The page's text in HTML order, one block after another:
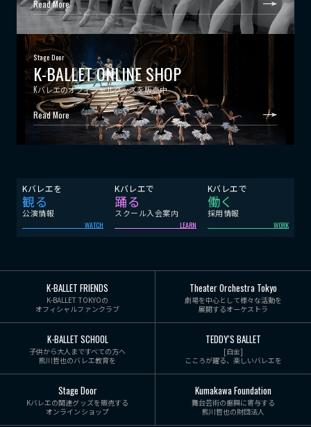
Read More
Stage Door
K-BALLET ONLINE SHOP
Kバレエのオフィシャルグッズを販売中
Read More
Kバレエを
観る
公演情報
WATCH
Kバレエで
踊る
スクール入会案内
LEARN
Kバレエで
働く
採用情報
WORK
K-BALLET FRIENDS
K-BALLET TOKYOの
オフィシャルファンクラブ
Theater Orchestra Tokyo
劇場を中心として様々な活動を
展開するオーケストラ
K-BALLET SCHOOL
子供から大人まですべての方へ
熊川哲也のバレエ教育を
TEDDY'S BALLET
[白金]
こころが躍る、楽しいバレエを
Stage Door
Kバレエの関連グッズを販売する
オンラインショップ
Kumakawa Foundation
舞台芸術の振興に寄与する
熊川哲也の財団法人